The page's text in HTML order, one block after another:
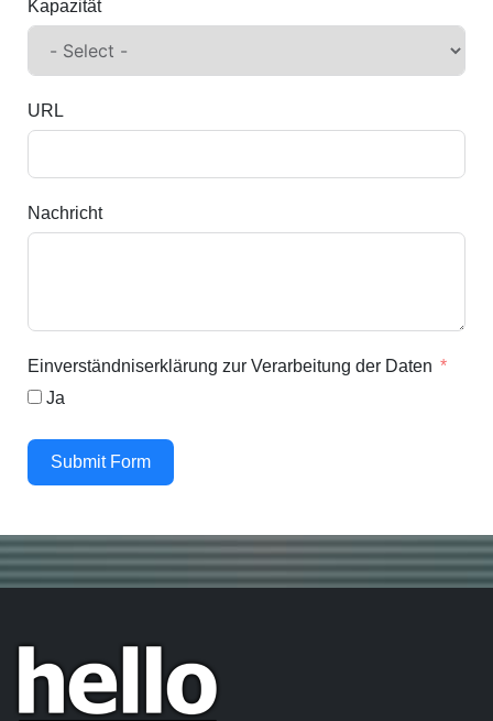
Kapazität
URL
Nachricht
Einverständniserklärung zur Verarbeitung der Daten
Ja
Submit Form